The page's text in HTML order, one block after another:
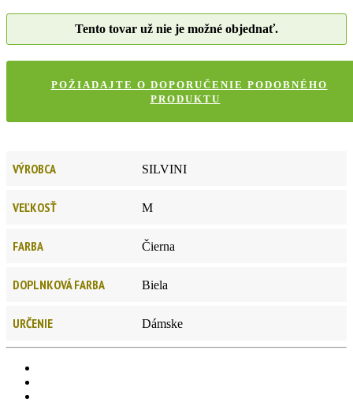
Tento tovar už nie je možné objednať.
POŽIADAJTE O DOPORUČENIE PODOBNÉHO
PRODUKTU
VÝROBCA SILVINI
VEĽKOSŤ M
FARBA Čierna
DOPLNKOVÁ FARBA Biela
URČENIE Dámske